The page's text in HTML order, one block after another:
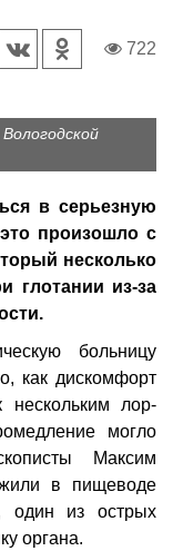
722
в серьезную
произошло с
несколько
глотании из-за
больницу
как дискомфорт
лор-
могло
Максим
в пищеводе
один из острых
органа.